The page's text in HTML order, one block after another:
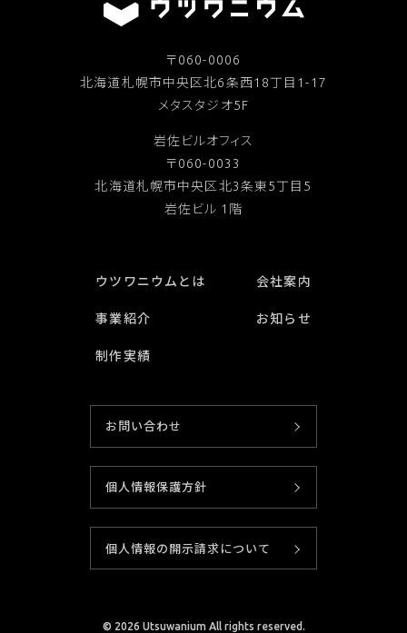
〒060-0006
北海道札幌市中央区北6条西18丁目1-17
メタスタジオ5F
岩佐ビルオフィス
〒060-0033
北海道札幌市中央区北3条東5丁目5
岩佐ビル 1階
ウツワニウムとは
事業紹介
制作実績
会社案内
お知らせ
お問い合わせ
個人情報保護方針
個人情報の開示請求について
© 2026 Utsuwanium All rights reserved.